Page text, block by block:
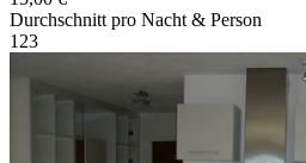
Durchschnitt pro Nacht & Person
1 23